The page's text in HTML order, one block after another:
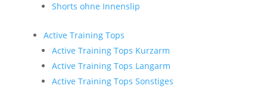
Shorts ohne Innenslip
Active Training Tops
Active Training Tops Kurzarm
Active Training Tops Langarm
Active Training Tops Sonstiges